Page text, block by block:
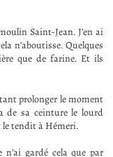
Saint-Jean. J’en ai
n’aboutisse. Quelques
que de farine. Et ils
prolonger le moment
de sa ceinture le lourd
le tendit à Hémeri.
gardé cela que par